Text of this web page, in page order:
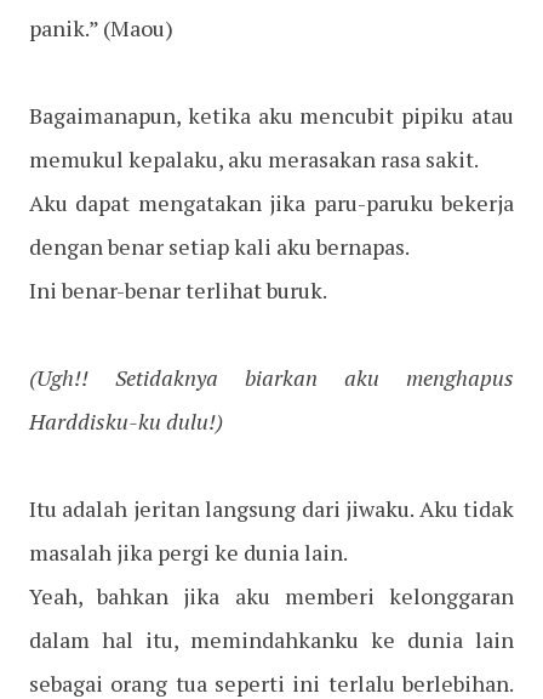
panik.” (Maou)
Bagaimanapun, ketika aku mencubit pipiku atau
memukul kepalaku, aku merasakan rasa sakit.
Aku dapat mengatakan jika paru-paruku bekerja
dengan benar setiap kali aku bernapas.
Ini benar-benar terlihat buruk.
(Ugh!! Setidaknya biarkan aku menghapus
Harddisku-ku dulu!)
Itu adalah jeritan langsung dari jiwaku. Aku tidak
masalah jika pergi ke dunia lain.
Yeah, bahkan jika aku memberi kelonggaran
dalam hal itu, memindahkanku ke dunia lain
sebagai orang tua seperti ini terlalu berlebihan.